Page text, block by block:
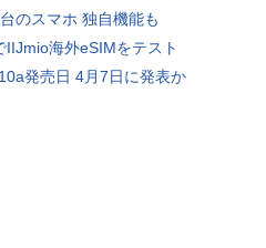
のスマホ 独自機能も
IIJmio海外eSIMをテスト
発売日 4月7日に発表か